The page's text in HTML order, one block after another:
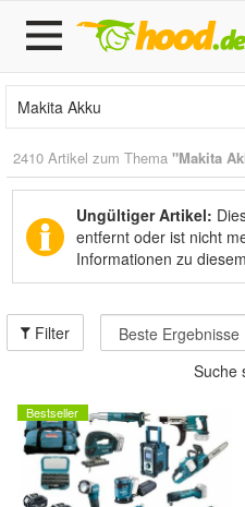
2410 Artikel zum Thema "Makita
Ungültiger Artikel:
entfernt oder ist nicht
Informationen zu
Filter
Suche
Bestseller